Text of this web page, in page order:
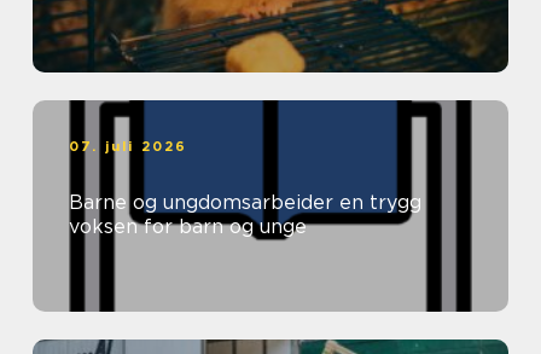
07. juli 2026
Barne og ungdomsarbeider en trygg
voksen for barn og unge